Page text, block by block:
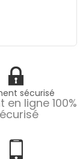
sécurisé
en ligne 100%